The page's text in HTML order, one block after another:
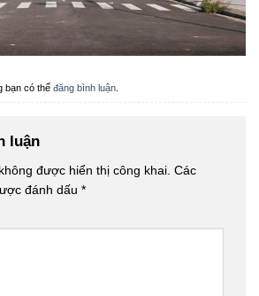
bạn có thể đăng bình luận
luận
được hiển thị công khai. Các
đánh dấu *